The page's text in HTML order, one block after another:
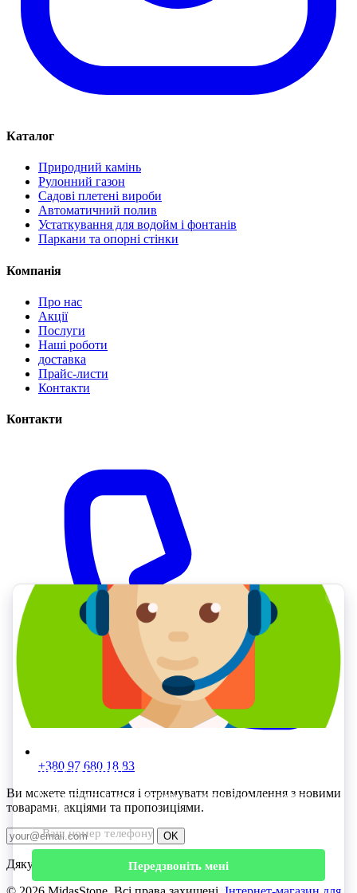
Каталог
Природний камінь
Рулонний газон
Садові плетені вироби
Автоматичний полив
Устаткування для водойм і фонтанів
Паркани та опорні стінки
Компанія
Про нас
Акції
Послуги
Наші роботи
доставка
Прайс-листи
Контакти
Контакти
+380 97 680 18 83
Ви можете підписатися і отримувати повідомлення з новими
товарами, акціями та пропозиціями.
OK
Дякуємо! Ви підписані.